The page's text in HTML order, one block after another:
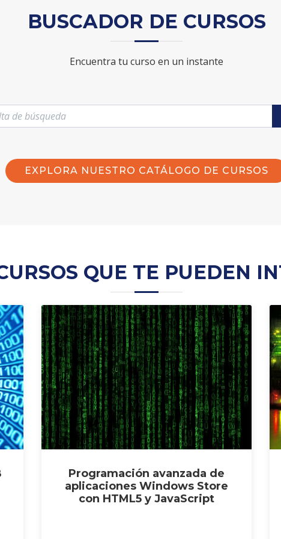
BUSCADOR DE CURSOS
Encuentra tu curso en un instante
EXPLORA NUESTRO CATÁLOGO DE CURSOS
QUE TE PUEDEN
Programación avanzada de
aplicaciones Windows Store
con HTML5 y JavaScript